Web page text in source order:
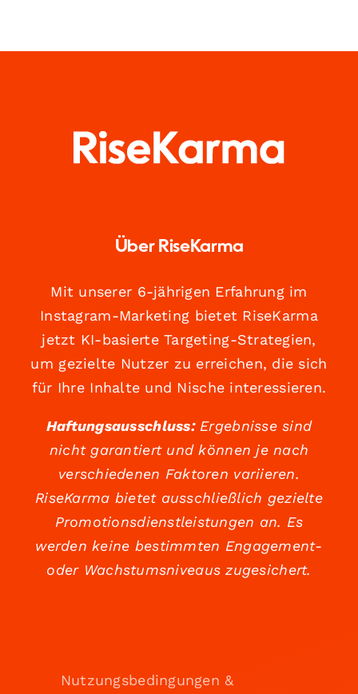
Über RiseKarma
Mit unserer 6-jährigen Erfahrung im
Instagram-Marketing bietet RiseKarma
jetzt KI-basierte Targeting-Strategien,
um gezielte Nutzer zu erreichen, die sich
für Ihre Inhalte und Nische interessieren.
Haftungsausschluss:Ergebnisse sind
nicht garantiert und können je nach
verschiedenen Faktoren variieren.
RiseKarma bietet ausschließlich gezielte
Promotionsdienstleistungen an. Es
werden keine bestimmten Engagement-
oder Wachstumsniveaus zugesichert.
Nutzungsbedingungen &